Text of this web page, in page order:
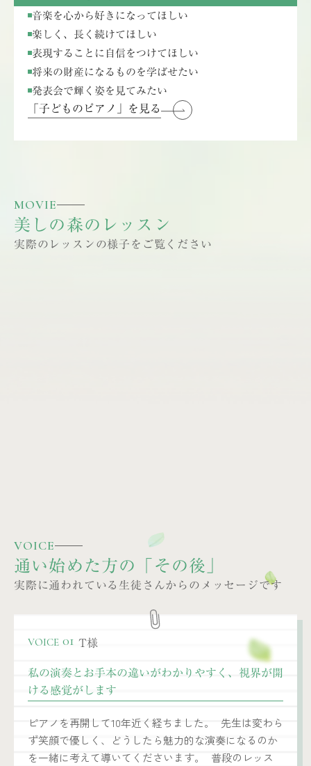
音楽を心から好きになってほしい
楽しく、長く続けてほしい
表現することに自信をつけてほしい
将来の財産になるものを学ばせたい
発表会で輝く姿を見てみたい
「子どものピアノ」を見る
MOVIE
美しの森のレッスン
実際のレッスンの様子をご覧ください
VOICE
通い始めた方の「その後」
実際に通われている生徒さんからのメッセージです
VOICE01 T様
私の演奏とお手本の違いがわかりやすく、視界が開
ける感覚がします
ピアノを再開して10年近く経ちました。 先生は変わら
ず笑顔で優しく、どうしたら魅力的な演奏になるのか
を一緒に考えて導いてくださいます。 普段のレッス